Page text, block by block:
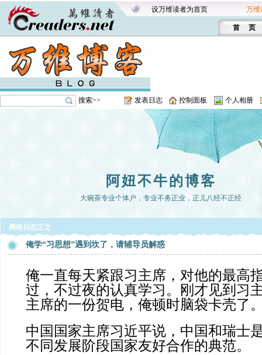
设万维读者为首页 万维
首 页
搜索>> 发表日志 控制面板 个人相册
阿妞不牛的博客
大碗茶专业个体户，专业不务正业，正儿八经不正经
网络日志正文
俺学“习思想”遇到坎了，请辅导员解惑
俺一直每天紧跟习主席，对他的最高
过，不过夜的认真学习。刚才见到习
主席的一份贺电，俺顿时脑袋卡壳了
中国国家主席习近平说，中国和瑞士
不同发展阶段国家友好合作的典范。